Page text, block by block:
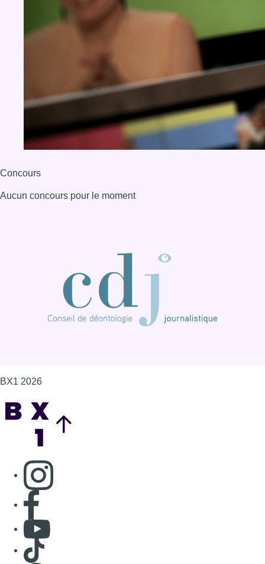
Concours
Aucun concours pour le moment
BX1 2026
Consulter page Instagram
Consulter page Facebook
Consulter Youtube
Consulter TikTok